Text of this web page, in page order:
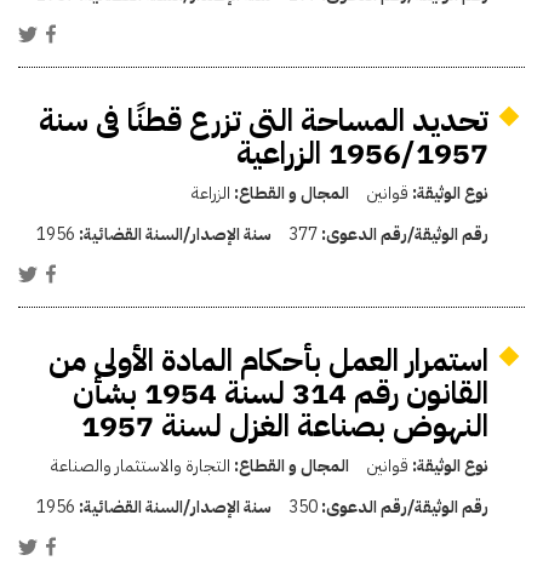
تحديد المساحة التى تزرع قطنًا فى سنة
1956/1957 الزراعية
نوع الوثيقة: قوانين المجال و القطاع: الزراعة
رقم الوثيقة/رقم الدعوى:377 سنة الإصدار/السنة القضائية: 1956
استمرار العمل بأحكام المادة الأولى من
القانون رقم 314 لسنة 1954 بشأن
النهوض بصناعة الغزل لسنة 1957
نوع الوثيقة: قوانين المجال و القطاع: التجارة والاستثمار والصناعة
رقم الوثيقة/رقم الدعوى:350 سنة الإصدار/السنة القضائية: 1956